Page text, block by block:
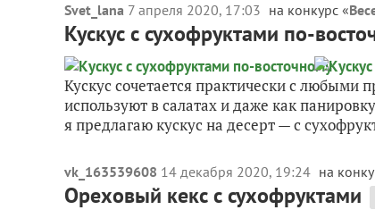
Svet_lana 7 апреля 2020, 17:03 на конкурс «
Кускус с сухофруктами по-
Кускус сочетается практически с
используют в салатах и даже как
я предлагаю кускус на десерт — с
vk_163539608 14 декабря 2020, 19:24 на
Ореховый кекс с сухофруктами